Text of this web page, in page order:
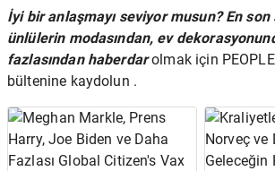
İyi bir anlaşmayı seviyor musun?En son
ünlülerin modasından, ev
fazlasından haberdarolmak için
bültenine kaydolun .